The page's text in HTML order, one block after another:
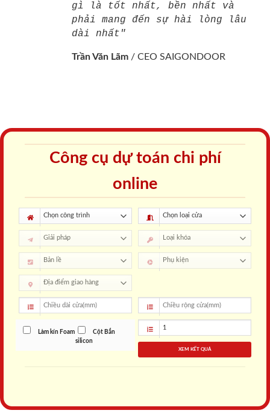
gì là tốt nhất, bền nhất và
phải mang đến sự hài lòng lâu
dài nhất"
Trần Văn Lãm / CEO SAIGONDOOR
Công cụ dự toán chi phí
online
Làm kín Foam
Cột Bắn
silicon
XEM KẾT QUẢ